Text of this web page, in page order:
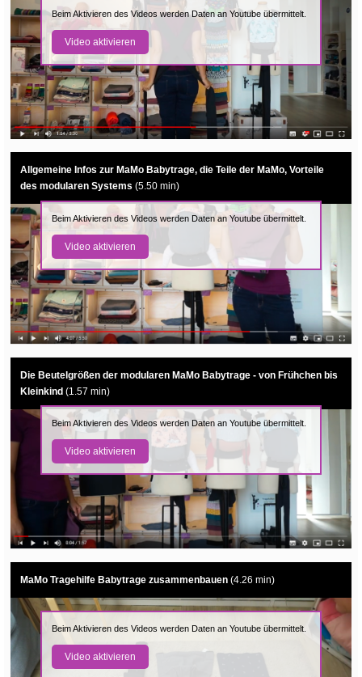
Beim Aktivieren des Videos werden Daten an Youtube übermittelt.
Video aktivieren
Allgemeine Infos zur MaMo Babytrage, die Teile der MaMo, Vorteile
des modularen Systems (5.50 min)
Beim Aktivieren des Videos werden Daten an Youtube übermittelt.
Video aktivieren
Die Beutelgrößen der modularen MaMo Babytrage - von Frühchen bis
Kleinkind (1.57 min)
Beim Aktivieren des Videos werden Daten an Youtube übermittelt.
Video aktivieren
MaMo Tragehilfe Babytrage zusammenbauen (4.26 min)
Beim Aktivieren des Videos werden Daten an Youtube übermittelt.
Video aktivieren